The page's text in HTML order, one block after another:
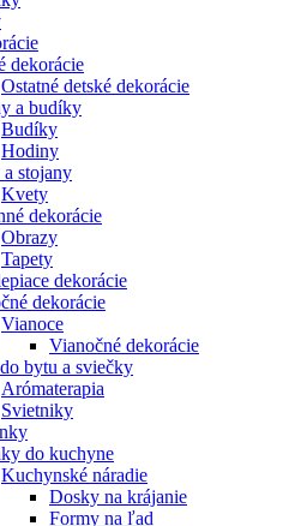
dekorácie
Ostatné detské dekorácie
a budíky
Budíky
Hodiny
stojany
Kvety
dekorácie
Obrazy
Tapety
dekorácie
dekorácie
Vianoce
Vianočné dekorácie
bytu a sviečky
Arómaterapia
Svietniky
do kuchyne
Kuchynské náradie
Dosky na krájanie
Formy na ľad